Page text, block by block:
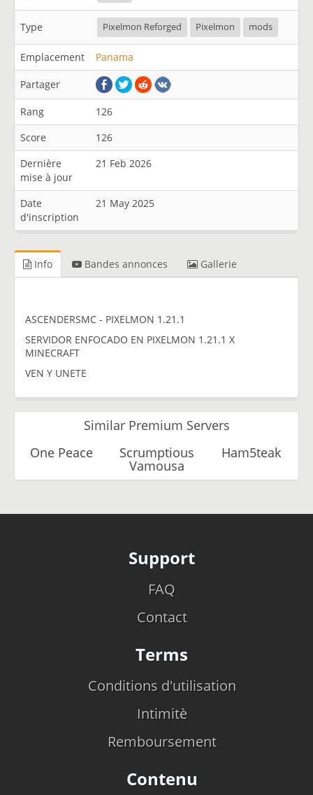
Type Pixelmon Reforged Pixelmon mods
Emplacement Panama
Partager
Rang
126
Score
126
Dernière
mise à jour
21 Feb 2026
Date
d'inscription
21 May 2025
Info Bandes annonces Gallerie
ASCENDERSMC - PIXELMON 1.21.1
SERVIDOR ENFOCADO EN PIXELMON 1.21.1 X
MINECRAFT
VEN Y UNETE
Similar Premium Servers
One Peace
Scrumptious
Vamousa
Ham5teak
Support
FAQ
Contact
Terms
Conditions d'utilisation
Intimitè
Remboursement
Contenu